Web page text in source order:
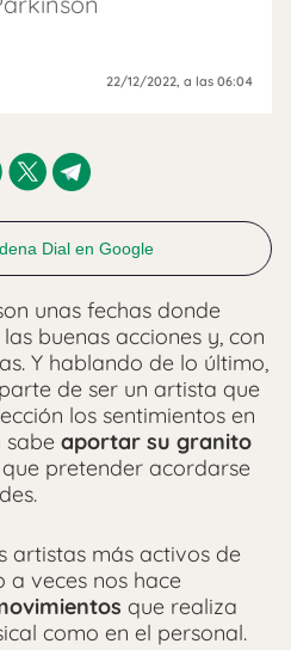
22/12/2022, a las 06:04
Dial en Google
unas fechas donde
buenas acciones y, con
Y hablando de lo último,
de ser un artista que
los sentimientos en
sabe aportar su granito
que pretender acordarse
artistas más activos de
a veces nos hace
que realiza
como en el personal.